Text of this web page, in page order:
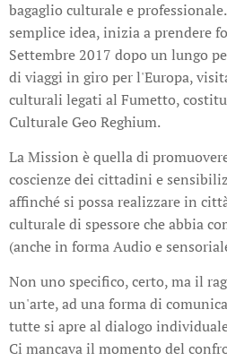
bagaglio culturale e
semplice idea, inizia a prendere
Settembre 2017 dopo un lungo
di viaggi in giro per l'Europa,
culturali legati al Fumetto,
Culturale Geo Reghium.
La Mission è quella di
coscienze dei cittadini e
affinché si possa realizzare in
culturale di spessore che abbia
(anche in forma Audio e
Non uno specifico, certo, ma il
un'arte, ad una forma di
tutte si apre al dialogo
Ci mancava il momento del